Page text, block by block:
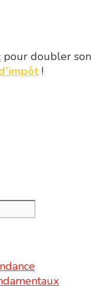
pour doubler son
!